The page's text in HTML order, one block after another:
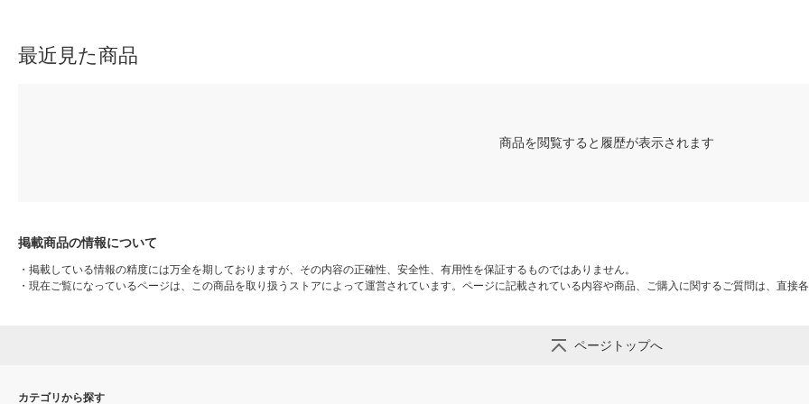
最近見た商品
商品を閲覧すると履歴が表示されます
掲載商品の情報について
・ 掲載している情報の精度には万全を期しておりますが、その内容の正確性、安全性、有用性を保証するものではありません。
・ 現在ご覧になっているページは、この商品を取り扱うストアによって運営されています。ページに記載されている内容や商品、ご購入に関するご質問は、直接
ページトップへ
カテゴリから探す